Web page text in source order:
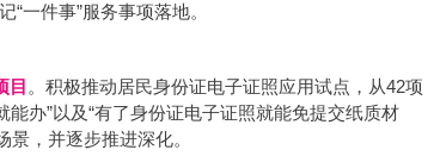
“一件事”服务事项落地。
目 。积极推动居民身份证电子证照应用试点，从42项
办”以及“有了身份证电子证照就能免提交纸质材
，并逐步推进深化。